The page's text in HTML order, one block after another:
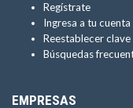
Regístrate
Ingresa a tu cuenta
Reestablecer clave
Búsquedas
EMPRESAS